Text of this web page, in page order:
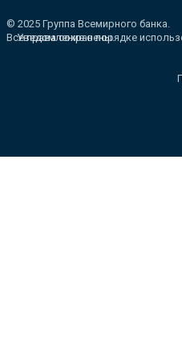
© 2025 Группа Всемирного банка.
Все права сохранены.
Уведомление о порядке